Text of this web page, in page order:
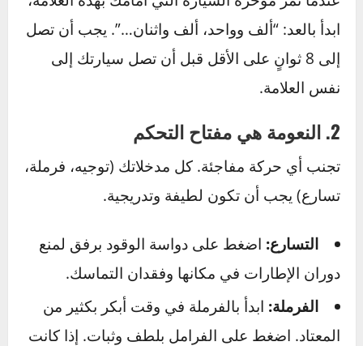
لمنع تجمد السائل داخل المحرك، وهو ما قد يؤدي
إلى تشقق كتلة المحرك، وهو إصلاح مكلف جداً.
الجزء الثاني – خلف المقود – فن القيادة
لقد جهزت سيارتك، والآن حان وقت القيادة. تذكر،
النعومة والهدوء هما أفضل أصدقائك.
كما ذكرنا، أبطئ السرعة وضاعف مسافة الأمان.
لتطبيق ذلك عملياً، استخدم “قاعدة الثواني”. اختر
علامة ثابتة على جانب الطريق (شجرة، لافتة).